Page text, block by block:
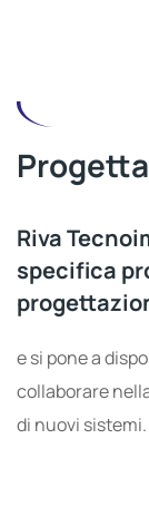
Riva
specifica
e si pone a
collaborare
di nuovi sistemi.